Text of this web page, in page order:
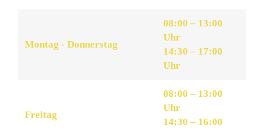
Montag - Donnerstag
08:00 – 13:00
Uhr
14:30 – 17:00
Uhr
Freitag
08:00 – 13:00
Uhr
14:30 – 16:00